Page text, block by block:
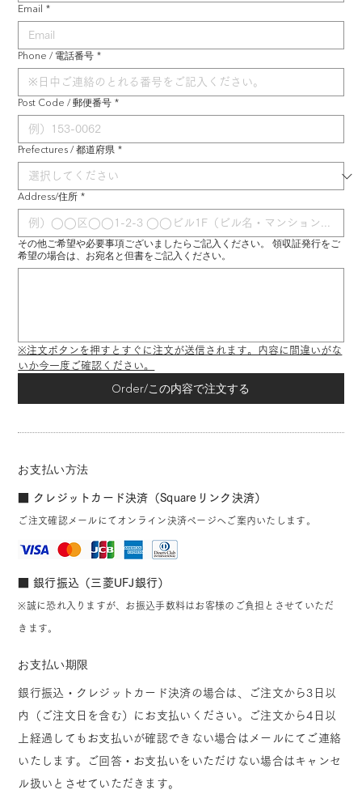
Email *
Phone / 電話番号 *
Post Code / 郵便番号 *
Prefectures / 都道府県 *
Address/住所 *
その他ご希望や必要事項ございましたらご記入ください。 領収証発行をご
希望の場合は、お宛名と但書をご記入ください。
※注文ボタンを押すとすぐに注文が送信されます。内容に間違いがな
いか今一度ご確認ください。
Order/この内容で注文する
お支払い方法
■ クレジットカード決済（Squareリンク決済）
ご注文確認メールにてオンライン決済ページへご案内いたします。
■ 銀行振込（三菱UFJ銀行）
※誠に恐れ入りますが、お振込手数料はお客様のご負担とさせていただ
きます。
お支払い期限
銀行振込・クレジットカード決済の場合は、ご注文から3日以
内（ご注文日を含む）にお支払いください。ご注文から4日以
上経過してもお支払いが確認できない場合はメールにてご連絡
いたします。ご回答・お支払いをいただけない場合はキャンセ
ル扱いとさせていただきます。